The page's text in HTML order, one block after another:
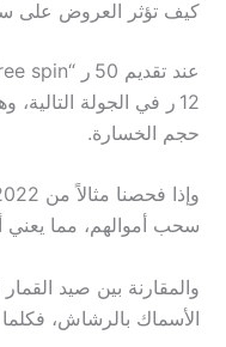
كيف تؤثر العروض على
حجم الخسارة.
سحب أموالهم، مما يعني أن 60 ٪ من اللاعبين يظلون داخل النظام بعد تلقي
والمقارنة بين صيد
الأسماك بالرشاش،